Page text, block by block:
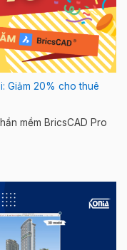
Giảm 20% cho thuê
mềm BricsCAD Pro